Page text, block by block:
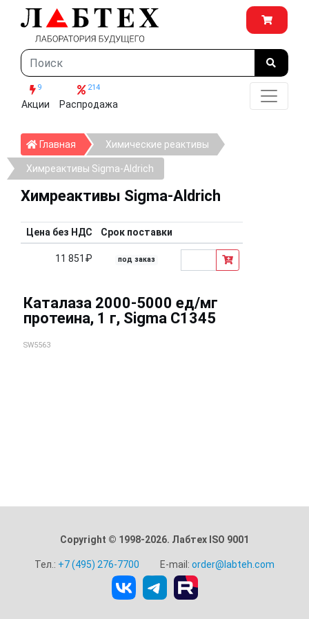
9
Акции
214
Распродажа
Главная ГлавнаяХимические реактивы
Химреактивы Sigma-Aldrich
Химреактивы Sigma-Aldrich
Цена без НДС Срок поставки
11 851₽ под заказ
Каталаза 2000-5000 ед/мг
протеина, 1 г, Sigma C1345
SW5563
Copyright © 1998-2026. Лабтех ISO 9001
Тел.: +7 (495) 276-7700 E-mail: order@labteh.com